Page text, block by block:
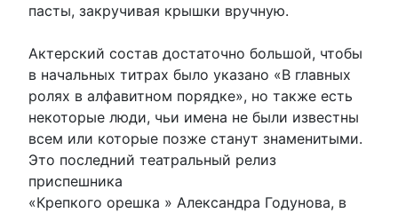
пасты, закручивая крышки вручную.
Актерский состав достаточно большой, чтобы
в начальных титрах было указано «В главных
ролях в алфавитном порядке», но также есть
некоторые люди, чьи имена не были известны
всем или которые позже станут знаменитыми.
Это последний театральный релиз
приспешника
«Крепкого орешка » Александра Годунова, в